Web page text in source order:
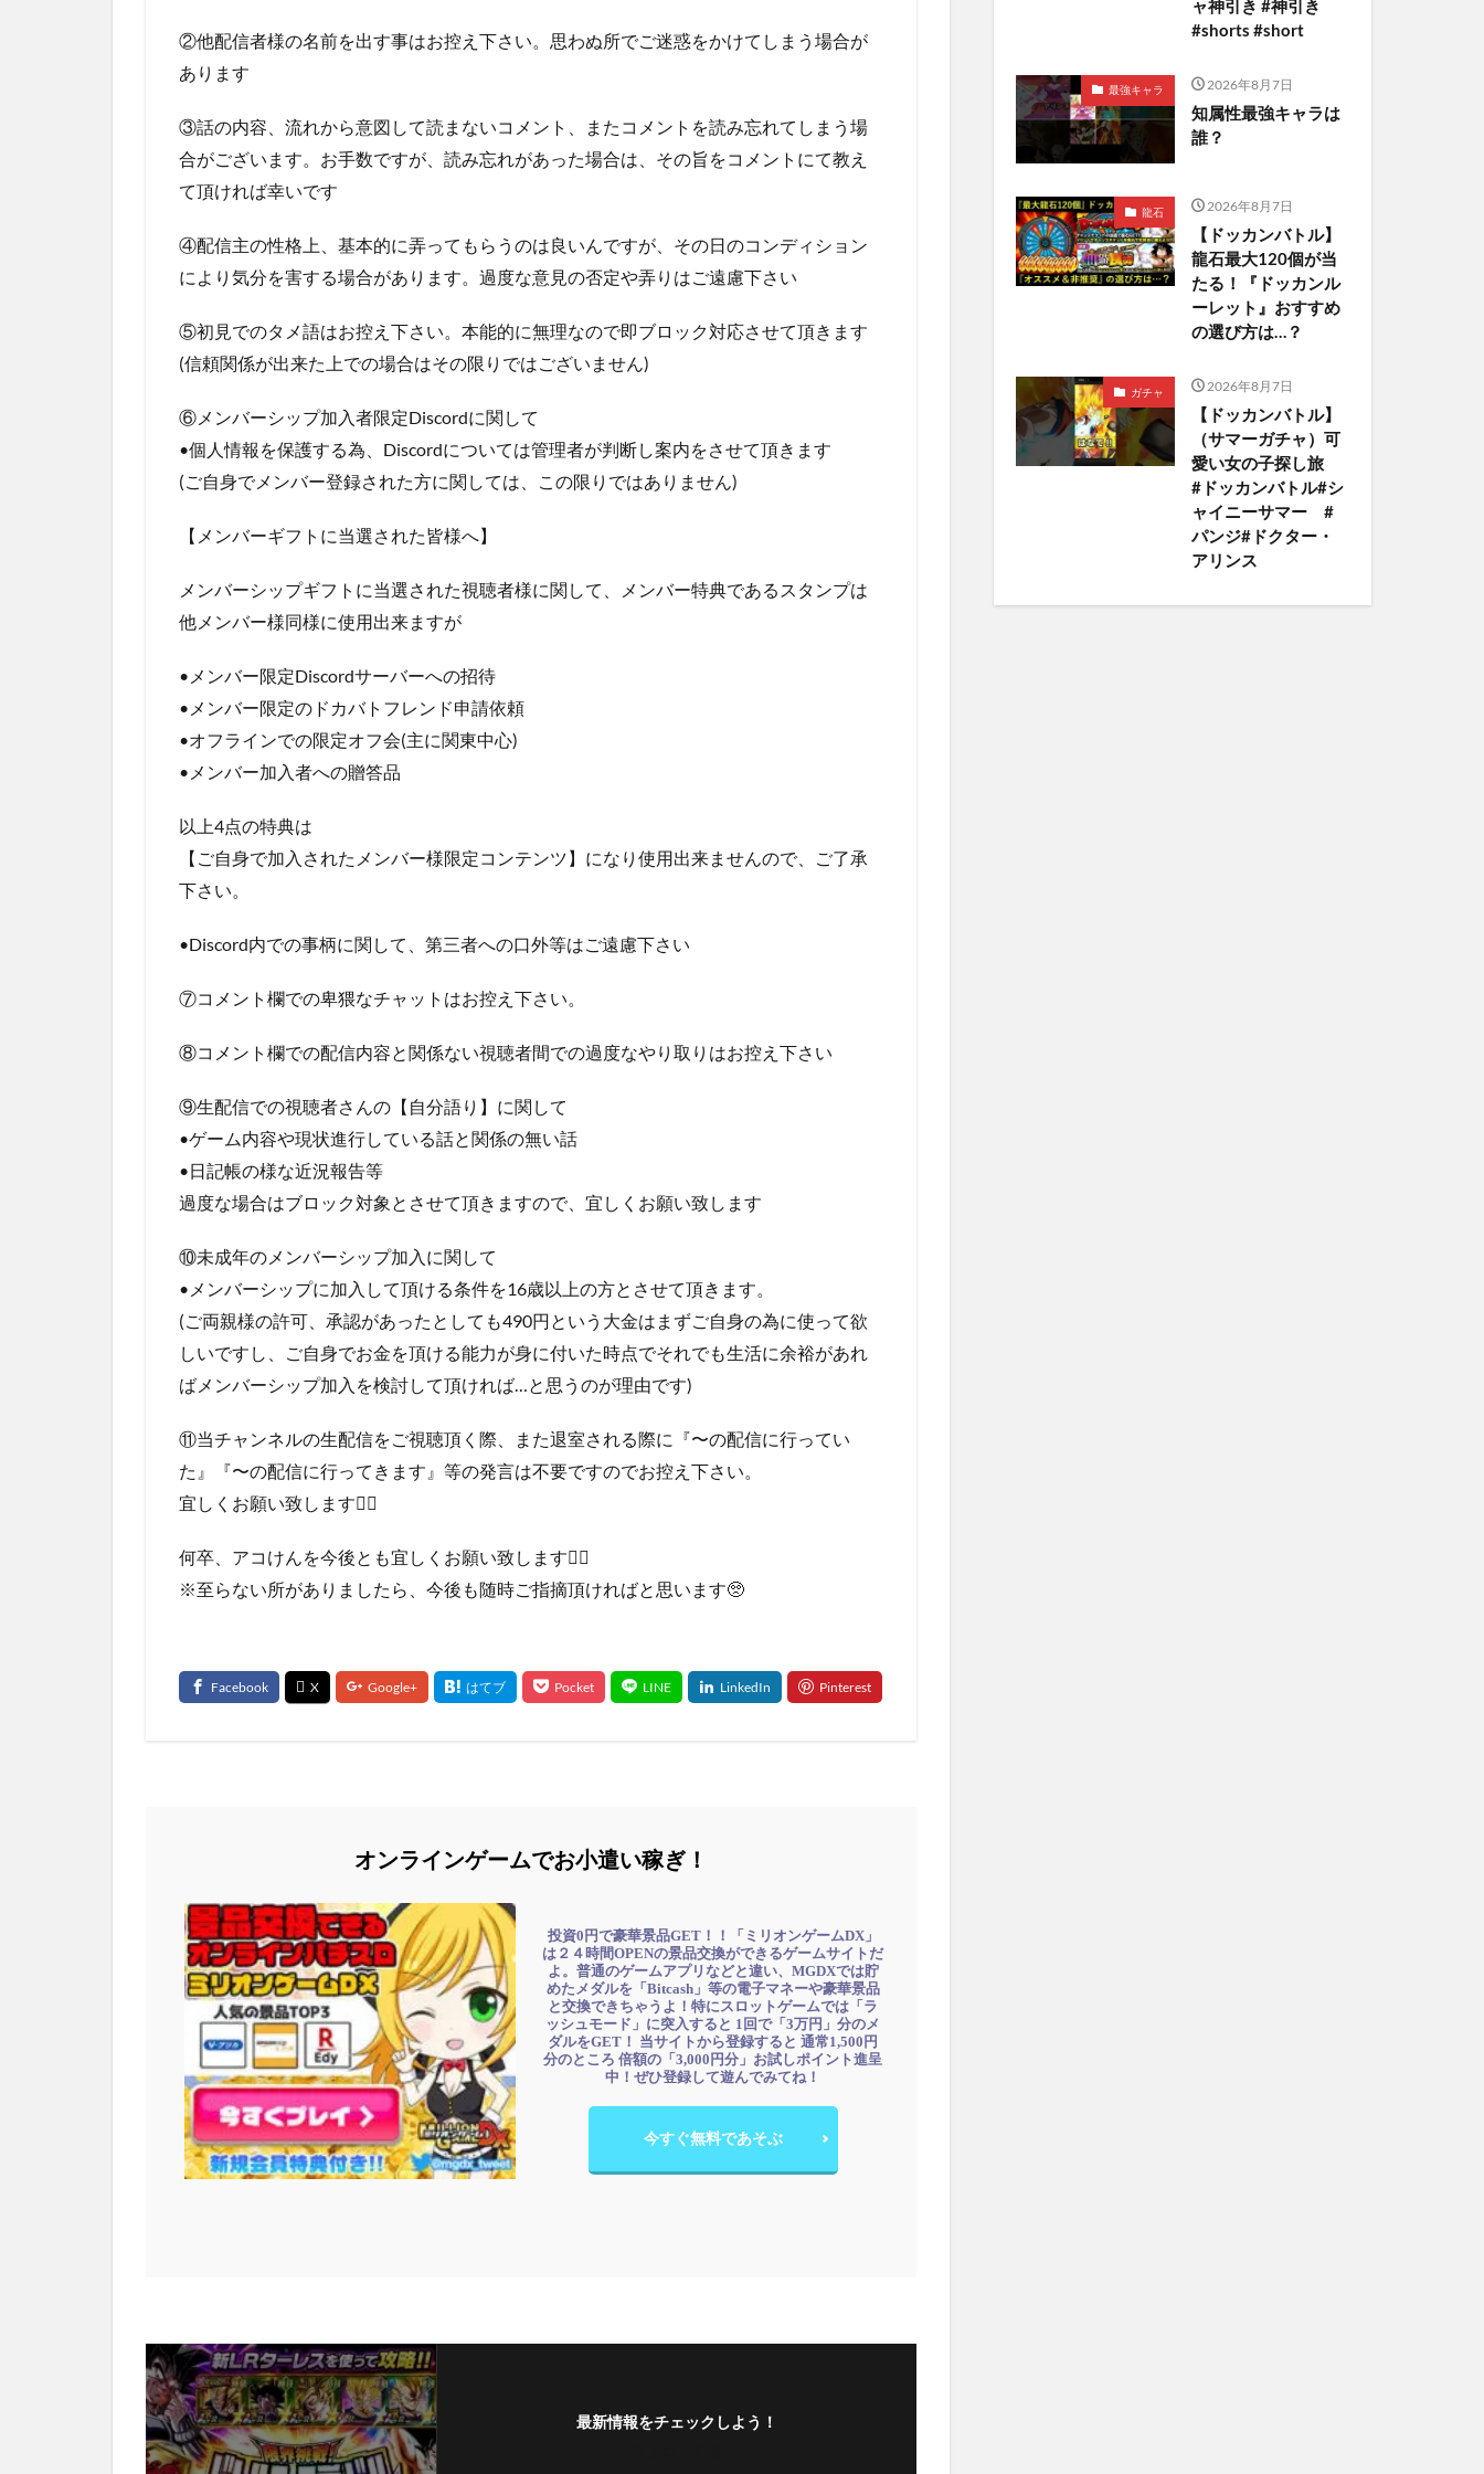
②他配信者様の名前を出す事はお控え下さい。思わぬ所でご迷惑をかけてしまう場合が
あります
③話の内容、流れから意図して読まないコメント、またコメントを読み忘れてしまう場
合がございます。お手数ですが、読み忘れがあった場合は、その旨をコメントにて教え
て頂ければ幸いです
④配信主の性格上、基本的に弄ってもらうのは良いんですが、その日のコンディション
により気分を害する場合があります。過度な意見の否定や弄りはご遠慮下さい
⑤初見でのタメ語はお控え下さい。本能的に無理なので即ブロック対応させて頂きます
(信頼関係が出来た上での場合はその限りではございません)
⑥メンバーシップ加入者限定Discordに関して
•個人情報を保護する為、Discordについては管理者が判断し案内をさせて頂きます
(ご自身でメンバー登録された方に関しては、この限りではありません)
【メンバーギフトに当選された皆様へ】
メンバーシップギフトに当選された視聴者様に関して、メンバー特典であるスタンプは
他メンバー様同様に使用出来ますが
•メンバー限定Discordサーバーへの招待
•メンバー限定のドカバトフレンド申請依頼
•オフラインでの限定オフ会(主に関東中心)
•メンバー加入者への贈答品
以上4点の特典は
【ご自身で加入されたメンバー様限定コンテンツ】になり使用出来ませんので、ご了承
下さい。
•Discord内での事柄に関して、第三者への口外等はご遠慮下さい
⑦コメント欄での卑猥なチャットはお控え下さい。
⑧コメント欄での配信内容と関係ない視聴者間での過度なやり取りはお控え下さい
⑨生配信での視聴者さんの【自分語り】に関して
•ゲーム内容や現状進行している話と関係の無い話
•日記帳の様な近況報告等
過度な場合はブロック対象とさせて頂きますので、宜しくお願い致します
⑩未成年のメンバーシップ加入に関して
•メンバーシップに加入して頂ける条件を16歳以上の方とさせて頂きます。
(ご両親様の許可、承認があったとしても490円という大金はまずご自身の為に使って欲
しいですし、ご自身でお金を頂ける能力が身に付いた時点でそれでも生活に余裕があれ
ばメンバーシップ加入を検討して頂ければ…と思うのが理由です)
⑪当チャンネルの生配信をご視聴頂く際、また退室される際に『〜の配信に行ってい
た』『〜の配信に行ってきます』等の発言は不要ですのでお控え下さい。
宜しくお願い致します🙇‍♂
何卒、アコけんを今後とも宜しくお願い致します🙇‍♂
※至らない所がありましたら、今後も随時ご指摘頂ければと思います🥺
オンラインゲームでお小遣い稼ぎ！
投資0円で豪華景品GET！！「ミリオンゲームDX」
は２４時間OPENの景品交換ができるゲームサイトだ
よ。普通のゲームアプリなどと違い、MGDXでは貯
めたメダルを「Bitcash」等の電子マネーや豪華景品
と交換できちゃうよ！特にスロットゲームでは「ラ
ッシュモード」に突入すると 1回で「3万円」分のメ
ダルをGET！ 当サイトから登録すると 通常1,500円
分のところ 倍額の「3,000円分」お試しポイント進呈
中！ぜひ登録して遊んでみてね！
今すぐ無料であそぶ
最新情報をチェックしよう！
ャ神引き #神引き
#shorts #short
最強キャラ 2026年8月7日
知属性最強キャラは
誰？
龍石 2026年8月7日
【ドッカンバトル】
龍石最大120個が当
たる！『ドッカンル
ーレット』おすすめ
の選び方は…？
ガチャ 2026年8月7日
【ドッカンバトル】
（サマーガチャ）可
愛い女の子探し旅
#ドッカンバトル#シ
ャイニーサマー #
パンジ#ドクター・
アリンス